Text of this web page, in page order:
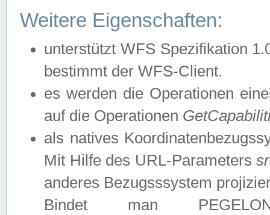
Weitere Eigenschaften:
unterstützt WFS Spezifikation
bestimmt der WFS-Client.
es werden die Operationen
auf die Operationen
als natives
Mit Hilfe des URL-Parameters
anderes Bezugsssystem
Bindet man